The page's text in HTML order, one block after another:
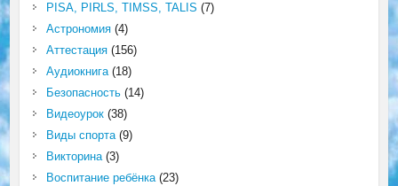
PISA, PIRLS, TIMSS, TALIS (7)
Астрономия(4)
Аттестация(156)
Аудиокнига(18)
Безопасность(14)
Видеоурок(38)
Виды спорта(9)
Викторина(3)
Воспитание ребёнка(23)